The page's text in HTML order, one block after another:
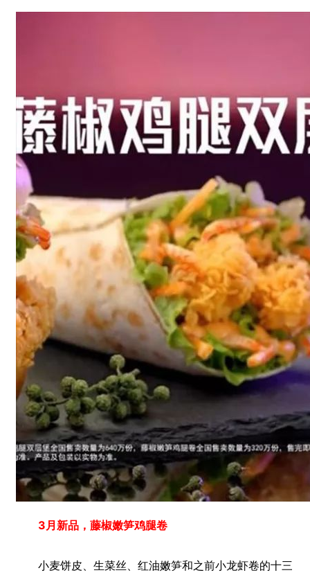
3月新品，藤椒嫩笋鸡腿卷
小麦饼皮、生菜丝、红油嫩笋和之前小龙虾卷的十三